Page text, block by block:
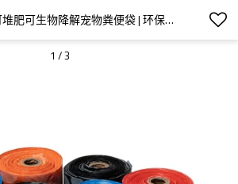
OEM/ODM 可堆肥可生物降解宠物粪便袋 | 环保香味狗便便袋卷 | 为品牌商和批发商提供可定制的环保解决方案
1 /3